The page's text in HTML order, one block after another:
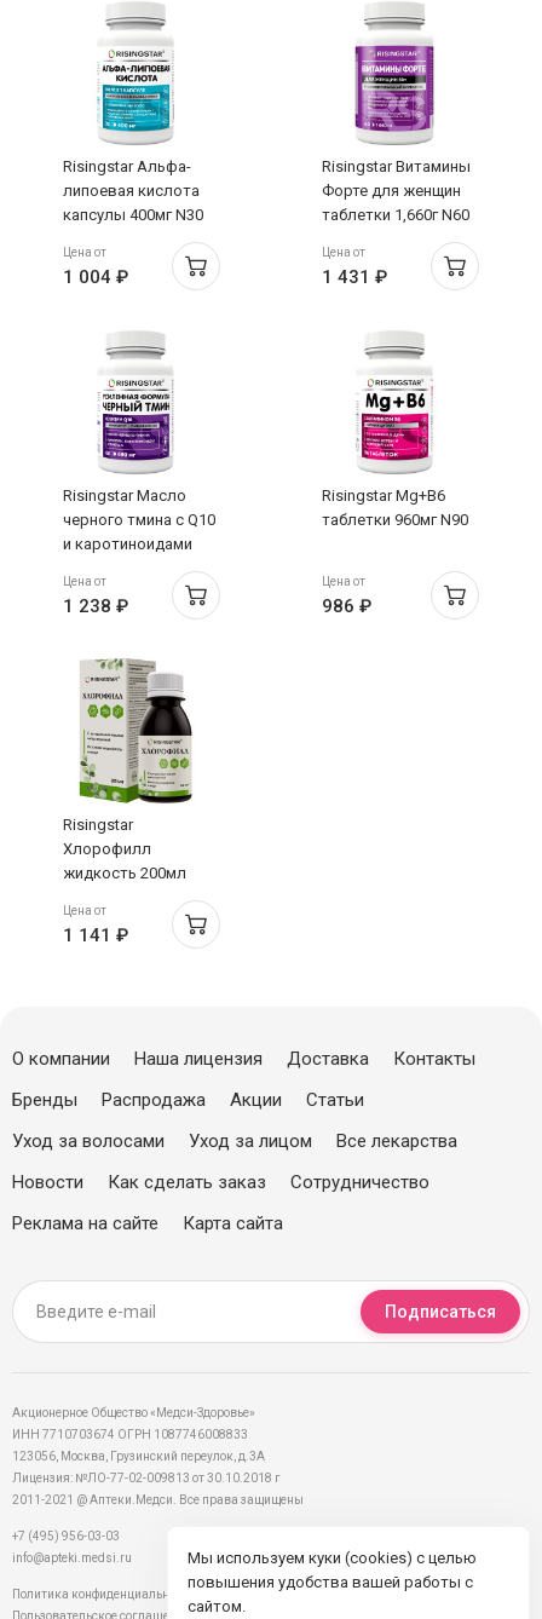
Risingstar Альфа-
липоевая кислота
капсулы 400мг N30
Цена от
1 004 ₽
Risingstar Витамины
Форте для женщин
таблетки 1,660г N60
Цена от
1 431 ₽
Risingstar Масло
черного тмина с Q10
и каротиноидами
капсулы 690мг №60
Цена от
1 238 ₽
Risingstar Mg+B6
таблетки 960мг N90
Цена от
986 ₽
Risingstar
Хлорофилл
жидкость 200мл
Цена от
1 141 ₽
О компании Наша лицензия Доставка
Контакты
Бренды
Распродажа Акции
Статьи
Уход за волосами
Уход за лицом
Все лекарства
Новости
Как сделать заказ
Сотрудничество
Реклама на сайте
Карта сайта
Подписаться
Акционерное Общество «Медси-Здоровье»
ИНН 7710703674 ОГРН 1087746008833
123056, Москва, Грузинский переулок, д.3А
Лицензия: №ЛО-77-02-009813 от 30.10.2018 г
2011-2021 @ Аптеки.Медси. Все права защищены
+7 (495) 956-03-03
info@apteki.medsi.ru
Политика конфиденциальности
Пользовательское соглашение
Мы используем куки (cookies) с целью
повышения удобства вашей работы с
сайтом.